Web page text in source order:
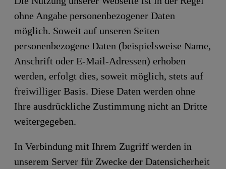
ohne Angabe personenbezogener Daten
möglich. Soweit auf unseren Seiten
personenbezogene Daten (beispielsweise Name,
Anschrift oder E-Mail-Adressen) erhoben
werden, erfolgt dies, soweit möglich, stets auf
freiwilliger Basis. Diese Daten werden ohne
Ihre ausdrückliche Zustimmung nicht an Dritte
weitergegeben.
In Verbindung mit Ihrem Zugriff werden in
unserem Server für Zwecke der Datensicherheit